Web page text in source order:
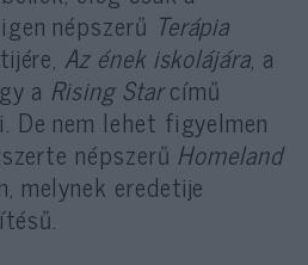
népszerű Terápia
Az ének iskolájára, a
a Rising Starcímű
De nem lehet figyelmen
népszerű Homeland
melynek eredetije